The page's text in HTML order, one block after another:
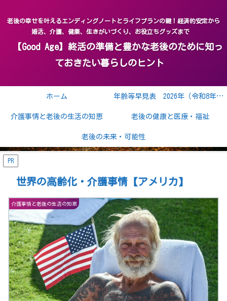
老後の幸せを叶えるエンディングノートとライフプランの鍵！経済的安定から
婚活、介護、健康、生きがいづくり、お役立ちグッズまで
【Good Age】終活の準備と豊かな老後のために知っ
ておきたい暮らしのヒント
ホーム 年齢等早見表 2026年（令和8年） 2027年（令和9年）
介護事情と老後の生活の知恵 老後の健康と医療・福祉
老後の未来・可能性
PR
世界の高齢化・介護事情【アメリカ】
介護事情と老後の生活の知恵